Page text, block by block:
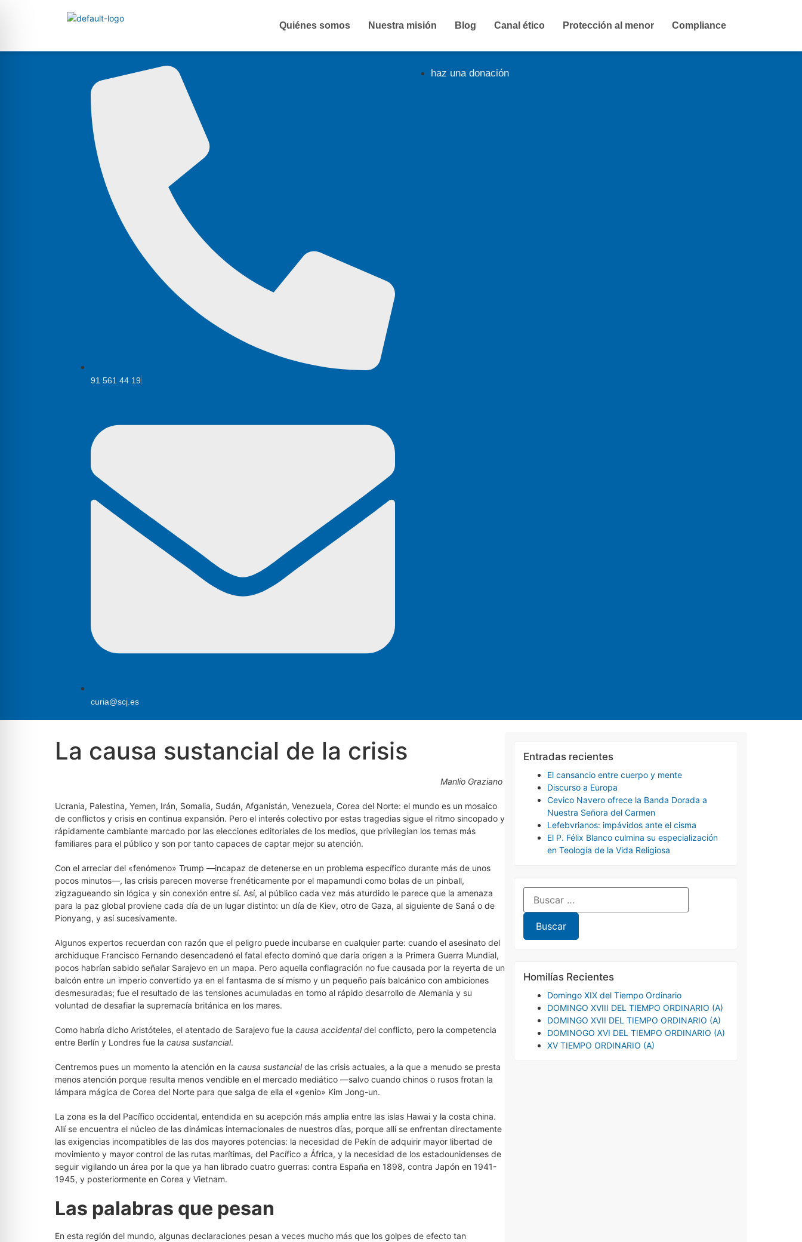
91 561 44 19
curia@scj.es
haz una donación
Quiénes somos Nuestra misión Blog Canal ético Protección al menor Compliance
La causa sustancial de la crisis
Manlio Graziano
Ucrania, Palestina, Yemen, Irán, Somalia, Sudán, Afganistán, Venezuela, Corea del Norte: el mundo es un mosaico
de conflictos y crisis en continua expansión. Pero el interés colectivo por estas tragedias sigue el ritmo sincopado y
rápidamente cambiante marcado por las elecciones editoriales de los medios, que privilegian los temas más
familiares para el público y son por tanto capaces de captar mejor su atención.
Con el arreciar del «fenómeno» Trump —incapaz de detenerse en un problema específico durante más de unos
pocos minutos—, las crisis parecen moverse frenéticamente por el mapamundi como bolas de un pinball,
zigzagueando sin lógica y sin conexión entre sí. Así, al público cada vez más aturdido le parece que la amenaza
para la paz global proviene cada día de un lugar distinto: un día de Kiev, otro de Gaza, al siguiente de Saná o de
Pionyang, y así sucesivamente.
Algunos expertos recuerdan con razón que el peligro puede incubarse en cualquier parte: cuando el asesinato del
archiduque Francisco Fernando desencadenó el fatal efecto dominó que daría origen a la Primera Guerra Mundial,
pocos habrían sabido señalar Sarajevo en un mapa. Pero aquella conflagración no fue causada por la reyerta de un
balcón entre un imperio convertido ya en el fantasma de sí mismo y un pequeño país balcánico con ambiciones
desmesuradas; fue el resultado de las tensiones acumuladas en torno al rápido desarrollo de Alemania y su
voluntad de desafiar la supremacía británica en los mares.
Como habría dicho Aristóteles, el atentado de Sarajevo fue la causa accidentaldel conflicto, pero la competencia
entre Berlín y Londres fue la causa sustancial.
Centremos pues un momento la atención en la causa sustancialde las crisis actuales, a la que a menudo se presta
menos atención porque resulta menos vendible en el mercado mediático —salvo cuando chinos o rusos frotan la
lámpara mágica de Corea del Norte para que salga de ella el «genio» Kim Jong-un.
La zona es la del Pacífico occidental, entendida en su acepción más amplia entre las islas Hawai y la costa china.
Allí se encuentra el núcleo de las dinámicas internacionales de nuestros días, porque allí se enfrentan directamente
las exigencias incompatibles de las dos mayores potencias: la necesidad de Pekín de adquirir mayor libertad de
movimiento y mayor control de las rutas marítimas, del Pacífico a África, y la necesidad de los estadounidenses de
seguir vigilando un área por la que ya han librado cuatro guerras: contra España en 1898, contra Japón en 1941-
1945, y posteriormente en Corea y Vietnam.
Las palabras que pesan
En esta región del mundo, algunas declaraciones pesan a veces mucho más que los golpes de efecto tan
Entradas recientes
El cansancio entre cuerpo y mente
Discurso a Europa
Cevico Navero ofrece la Banda Dorada a
Nuestra Señora del Carmen
Lefebvrianos: impávidos ante el cisma
El P. Félix Blanco culmina su especialización
en Teología de la Vida Religiosa
Homilías Recientes
Domingo XIX del Tiempo Ordinario
DOMINGO XVIII DEL TIEMPO ORDINARIO (A)
DOMINGO XVII DEL TIEMPO ORDINARIO (A)
DOMINOGO XVI DEL TIEMPO ORDINARIO (A)
XV TIEMPO ORDINARIO (A)